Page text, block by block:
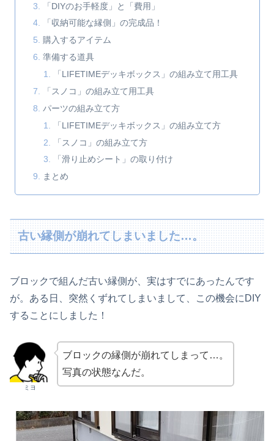
「DIYのお手軽度」と「費用」
「収納可能な縁側」の完成品！
購入するアイテム
準備する道具
「LIFETIMEデッキボックス」の組み立て用工具
「スノコ」の組み立て用工具
パーツの組み立て方
「LIFETIMEデッキボックス」の組み立て方
「スノコ」の組み立て方
「滑り止めシート」の取り付け
まとめ
古い縁側が崩れてしまいました…。
ブロックで組んだ古い縁側が、実はすでにあったんです
が。ある日、突然くずれてしまいまして、この機会にDIY
することにしました！
ミヨ
ブロックの縁側が崩れてしまって…。
写真の状態なんだ。